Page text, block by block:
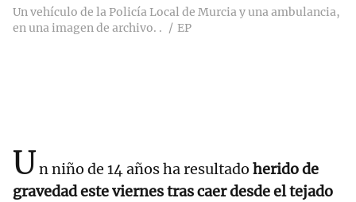
Un vehículo de la Policía Local de Murcia y una ambulancia,
en una imagen de archivo. .
EP
Un niño de 14 años ha resultado herido de
gravedad este viernes tras caer desde el tejado